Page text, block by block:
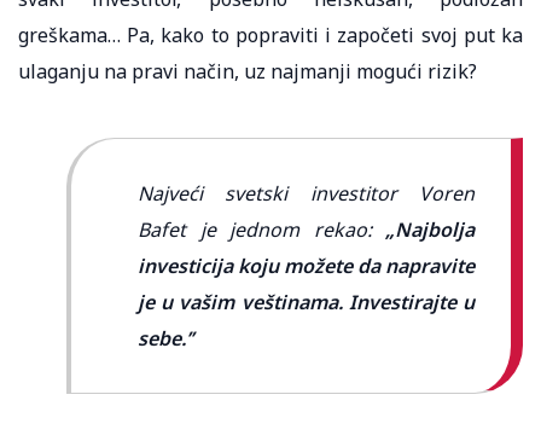
greškama… Pa, kako to popraviti i započeti svoj put ka
ulaganju na pravi način, uz najmanji mogući rizik?
Najveći svetski investitor Voren
Bafet je jednom rekao: „Najbolja
investicija koju možete da napravite
je u vašim veštinama. Investirajte u
sebe.’’